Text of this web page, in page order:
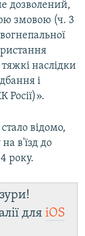
дозволений,
змовою (ч. 3
наслідки
і
Росії)».
відомо,
в'їзд до
року.
для iOS